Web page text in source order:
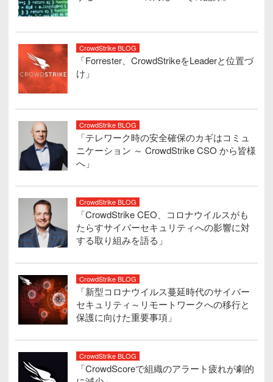
CrowdStrike BLOG
「Forrester、CrowdStrikeをLeaderと位置づ
け」
CrowdStrike BLOG
「テレワーク時の安全確保のカギはコミュ
ニケーション ～ CrowdStrike CSO から皆様
へ」
CrowdStrike BLOG
「CrowdStrike CEO、コロナウイルスがも
たらすサイバーセキュリティへの影響に対
する取り組みを語る」
CrowdStrike BLOG
「新型コロナウイルス蔓延時代のサイバー
セキュリティ～リモートワークへの移行と
保護に向けた重要事項」
CrowdStrike BLOG
「CrowdScoreで組織のアラート疲れが劇的